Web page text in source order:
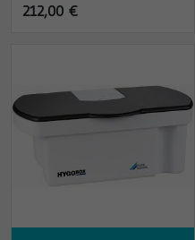
212,00 €